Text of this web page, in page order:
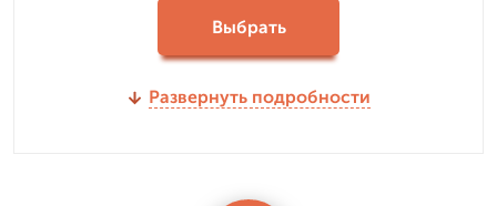
Выбрать
Развернуть подробности